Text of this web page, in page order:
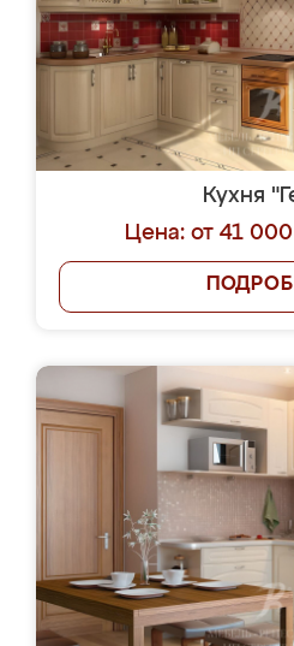
Кухня
Цена: от 41